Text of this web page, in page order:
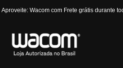
Aproveite: Wacom com Frete grátis durante